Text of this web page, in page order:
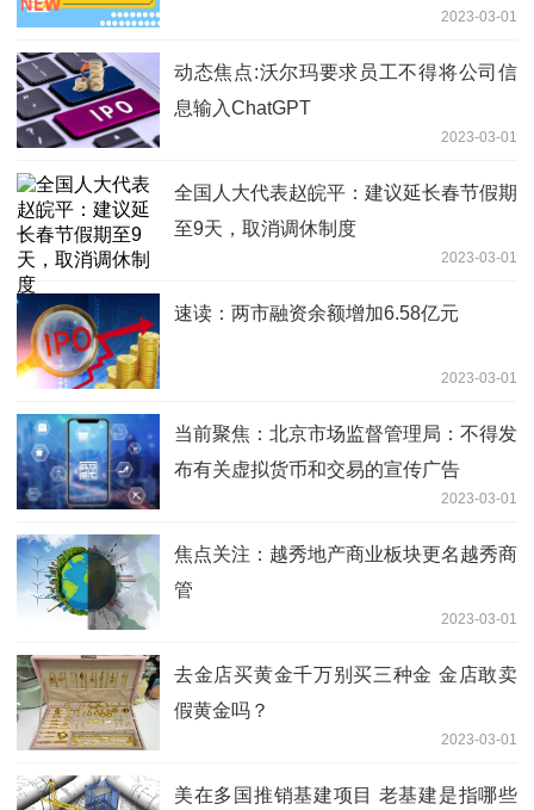
2023-03-01
动态焦点:沃尔玛要求员工不得将公司信
息输入ChatGPT
2023-03-01
全国人大代表赵皖平：建议延长春节假期
至9天，取消调休制度
2023-03-01
速读：两市融资余额增加6.58亿元
2023-03-01
当前聚焦：北京市场监督管理局：不得发
布有关虚拟货币和交易的宣传广告
2023-03-01
焦点关注：越秀地产商业板块更名越秀商
管
2023-03-01
去金店买黄金千万别买三种金 金店敢卖
假黄金吗？
2023-03-01
美在多国推销基建项目 老基建是指哪些